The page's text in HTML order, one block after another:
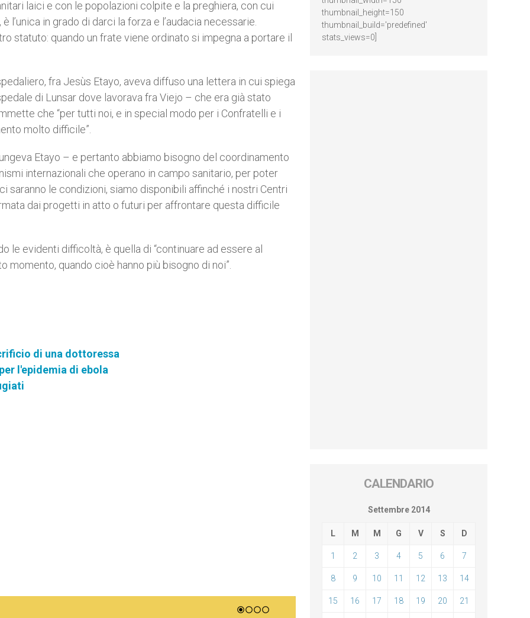
laici e con le popolazioni colpite e la preghiera, con cui
l’unica in grado di darci la forza e l’audacia necessarie.
statuto: quando un frate viene ordinato si impegna a portare il
fra Jesùs Etayo, aveva diffuso una lettera in cui spiega
di Lunsar dove lavorava fra Viejo – che era già stato
che “per tutti noi, e in special modo per i Confratelli e i
molto difficile”.
Etayo – e pertanto abbiamo bisogno del coordinamento
internazionali che operano in campo sanitario, per poter
saranno le condizioni, siamo disponibili affinché i nostri Centri
dai progetti in atto o futuri per affrontare questa difficile
le evidenti difficoltà, è quella di “continuare ad essere al
quando cioè hanno più bisogno di noi”.
di una dottoressa
l'epidemia di ebola
thumbnail_height=150
thumbnail_build='predefined'
stats_views=0]
CALENDARIO
Settembre 2014
L M M G V S D
1 2 3 4 5 6 7
8 9 10 11 12 13 14
15 16 17 18 19 20 21